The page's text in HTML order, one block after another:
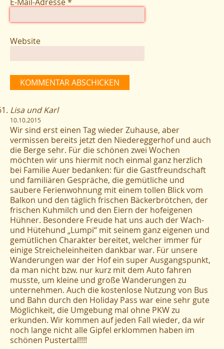
Website
Lisa und Karl
10.10.2015
Wir sind erst einen Tag wieder Zuhause, aber
vermissen bereits jetzt den Niedereggerhof und auch
die Berge sehr. Für die schönen zwei Wochen
möchten wir uns hiermit noch einmal ganz herzlich
bei Familie Auer bedanken: für die Gastfreundschaft
und familiären Gespräche, die gemütliche und
saubere Ferienwohnung mit einem tollen Blick vom
Balkon und den täglich frischen Bäckerbrötchen, der
frischen Kuhmilch und den Eiern der hofeigenen
Hühner. Besondere Freude hat uns auch der Wach-
und Hütehund „Lumpi“ mit seinem ganz eigenen und
gemütlichen Charakter bereitet, welcher immer für
einige Streicheleinheiten dankbar war. Für unsere
Wanderungen war der Hof ein super Ausgangspunkt,
da man nicht bzw. nur kurz mit dem Auto fahren
musste, um kleine und große Wanderungen zu
unternehmen. Auch die kostenlose Nutzung von Bus
und Bahn durch den Holiday Pass war eine sehr gute
Möglichkeit, die Umgebung mal ohne PKW zu
erkunden. Wir kommen auf jeden Fall wieder, da wir
noch lange nicht alle Gipfel erklommen haben im
schönen Pustertal!!!!